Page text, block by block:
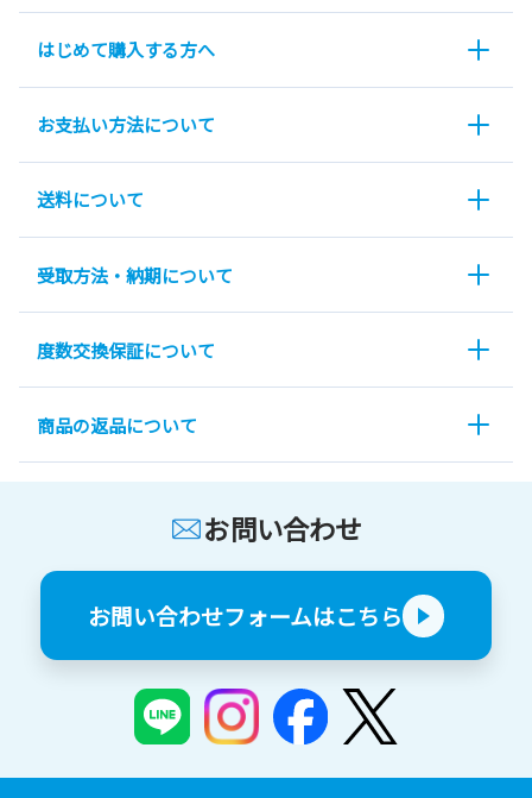
はじめて購入する方へ
お支払い方法について
送料について
受取方法・納期について
度数交換保証について
商品の返品について
お問い合わせ
お問い合わせフォームはこちら